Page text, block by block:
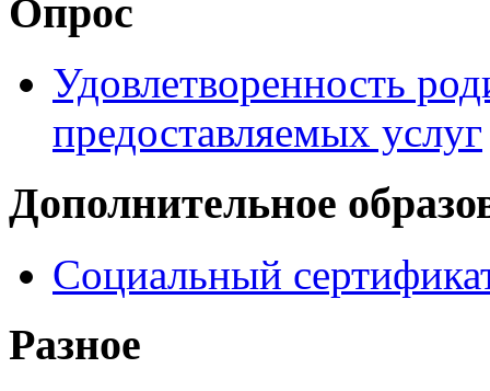
Опрос
Удовлетворенность
предоставляемых услуг
Дополнительное
Социальный
Разное